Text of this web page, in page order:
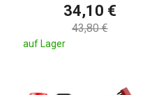
34,10 €
43,80 €
auf Lager